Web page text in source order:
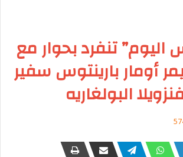
اليوم” تنفرد بحوار مع
أومار بارينتوس سفير
البولغاريه